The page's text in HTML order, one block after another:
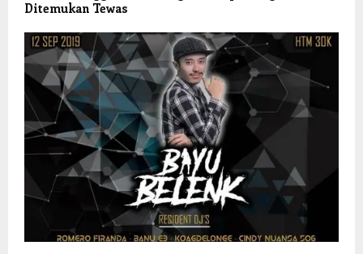
Ditemukan Tewas